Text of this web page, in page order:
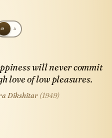
அ A
will never commit
love of low pleasures.
Dikshitar (1949)